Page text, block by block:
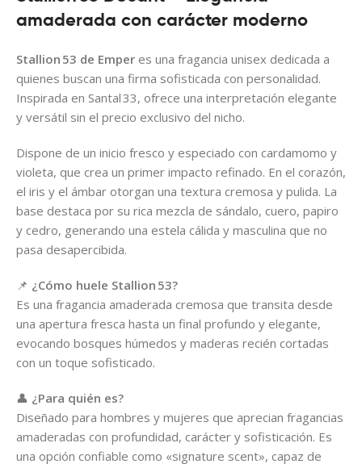
amaderada con carácter moderno
Stallion 53 de Emper es una fragancia unisex dedicada a
quienes buscan una firma sofisticada con personalidad.
Inspirada en Santal 33, ofrece una interpretación elegante
y versátil sin el precio exclusivo del nicho.
Dispone de un inicio fresco y especiado con cardamomo y
violeta, que crea un primer impacto refinado. En el corazón,
el iris y el ámbar otorgan una textura cremosa y pulida. La
base destaca por su rica mezcla de sándalo, cuero, papiro
y cedro, generando una estela cálida y masculina que no
pasa desapercibida.
📌 ¿Cómo huele Stallion 53?
Es una fragancia amaderada cremosa que transita desde
una apertura fresca hasta un final profundo y elegante,
evocando bosques húmedos y maderas recién cortadas
con un toque sofisticado.
👤 ¿Para quién es?
Diseñado para hombres y mujeres que aprecian fragancias
amaderadas con profundidad, carácter y sofisticación. Es
una opción confiable como «signature scent», capaz de